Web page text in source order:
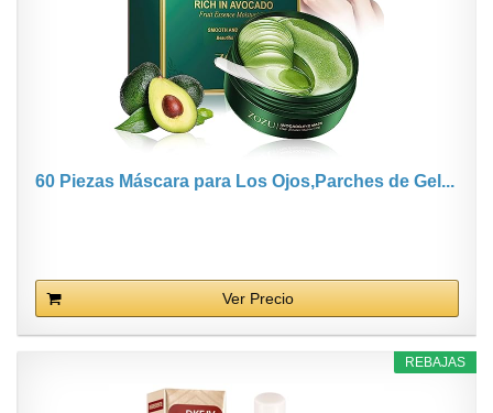
60 Piezas Máscara para Los Ojos,Parches de Gel...
Ver Precio
REBAJAS